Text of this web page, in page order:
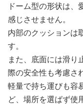
ドーム型の形状は、
感じさせません。
内部のクッションは
す。
また、底面には滑り
際の安全性も考慮さ
軽量で持ち運びも容
ど、場所を選ばず使